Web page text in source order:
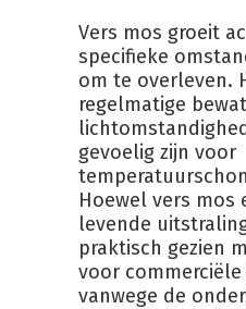
Vers mos groeit
specifieke
om te overleven.
regelmatige
gevoelig zijn voor
Hoewel vers mos
levende
praktisch gezien
voor
vanwege de